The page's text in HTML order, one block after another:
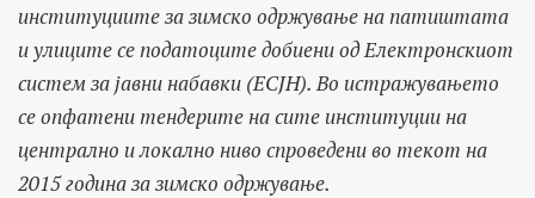
институциите за зимско одржување на патиштата
и улиците се податоците добиени од Електронскиот
систем за јавни набавки (ЕСЈН). Во истражувањето
се опфатени тендерите на сите институции на
централно и локално ниво спроведени во текот на
2015 година за зимско одржување.